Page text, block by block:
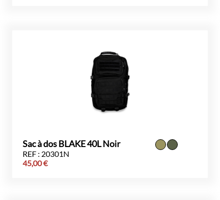
Sac à dos BLAKE 40L Noir
REF : 20301N
45,00€